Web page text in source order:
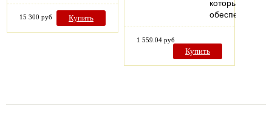
15 300 руб Купить
который
1 559.04 руб
Купить